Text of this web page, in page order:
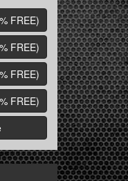
FREE)
FREE)
FREE)
FREE)